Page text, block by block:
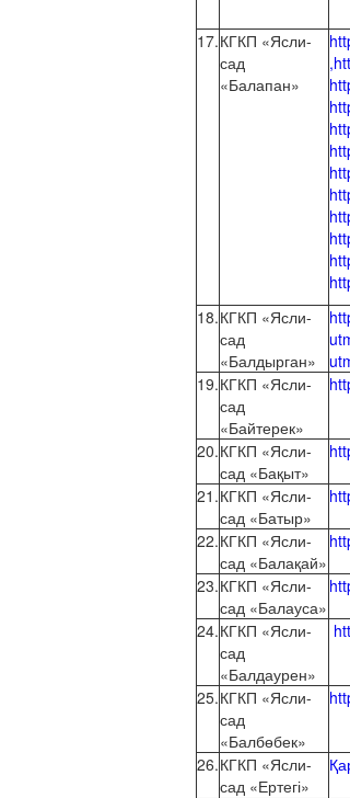
17.КГКП «Ясли-
сад
«Балапан»
18.КГКП «Ясли-
сад
«Балдырган»
19.КГКП «Ясли-
сад
«Байтерек»
20.КГКП «Ясли-
сад «Бақыт»
21.КГКП «Ясли-
сад «Батыр»
22.КГКП «Ясли-
сад «Балақай»
23.КГКП «Ясли-
сад «Балауса»
24.КГКП «Ясли-
сад
«Балдаурен»
25.КГКП «Ясли-
сад
«Балбөбек»
26.КГКП «Ясли-
сад «Ертегі»